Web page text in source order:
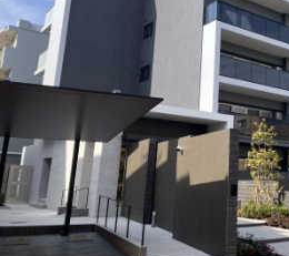
お友達紹介特典
管理建物一覧
採
プライバシー
ポリシー
サ
閉じる